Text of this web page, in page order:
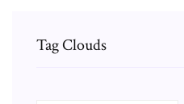
Tag Clouds